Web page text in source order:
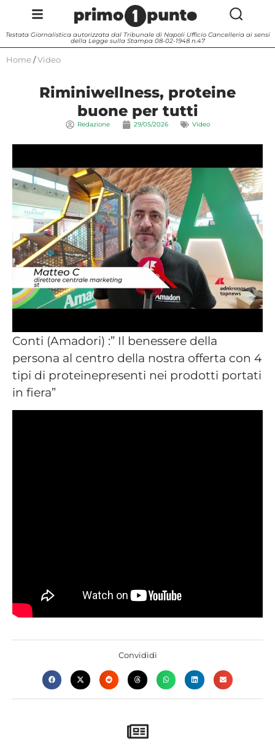
Testata Giornalistica autorizzata dal Tribunale di Napoli Ufficio Cancelleria ai sensi
della Legge sulla Stampa 08-02-1948 n.47
Home /Video
Riminiwellness, proteine
buone per tutti
Redazione 29/05/2026 Video
Conti (Amadori) :” Il benessere della
persona al centro della nostra offerta con 4
tipi di proteinepresenti nei prodotti portati
in fiera”
Convididi